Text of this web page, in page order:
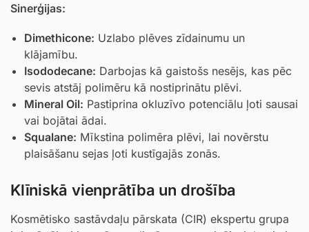
Sinerģijas:
Dimethicone: Uzlabo plēves zīdainumu un
klājamību.
Isododecane: Darbojas kā gaistošs nesējs, kas pēc
sevis atstāj polimēru kā nostiprinātu plēvi.
Mineral Oil: Pastiprina okluzīvo potenciālu ļoti sausai
vai bojātai ādai.
Squalane: Mīkstina polimēra plēvi, lai novērstu
plaisāšanu sejas ļoti kustīgajās zonās.
Klīniskā vienprātība un drošība
Kosmētisko sastāvdaļu pārskata (CIR) ekspertu grupa